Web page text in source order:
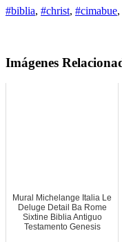
#biblia, #christ, #cimabue,
Imágenes
Mural Michelange Italia Le
Deluge Detail Ba Rome
Sixtine Biblia Antiguo
Testamento Genesis